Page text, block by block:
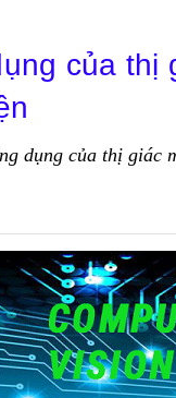
của thị
dụng của thị giác